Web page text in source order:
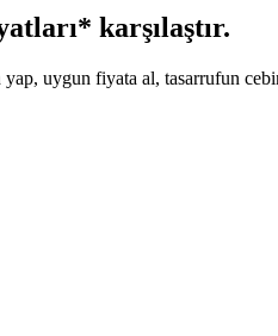
karşılaştır.
uygun fiyata al, tasarrufun